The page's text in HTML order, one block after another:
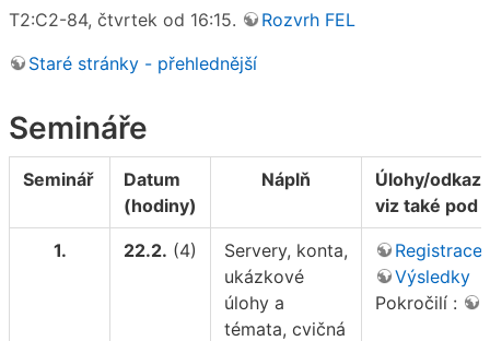
T2:C2-84, čtvrtek od 16:15.
Rozvrh FEL
Staré stránky - přehlednější
Semináře
Seminář
Datum
(hodiny)
Náplň
Úlohy/
viz také pod
1. 22.2. (4)
Servery, konta,
ukázkové
úlohy a
témata, cvičná
Registrace
Výsledky
Pokročilí :